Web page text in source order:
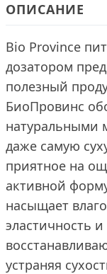
ОПИСАНИЕ
Bio Province
дозатором
полезный
БиоПровинс
натуральными
даже самую
приятное на
активной
насыщает
эластичность
устраняя